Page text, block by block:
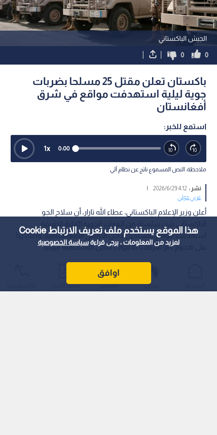
هذا الموقع يستخدم ملف تعريف الارتباط Cookie
لمزيد من المعلومات ، يرجى قراءةسياسة الخصوصية
اوافق
الجيش الباكستاني
0
0
باكستان تعلن مقتل 25 مسلحا بضربات
جوية ليلية استهدفت مواقع في شرق
أفغانستان
استمع للخبر:
0:00
1x
ملاحظة: النص المسموع ناتج عن نظام آلي
نشر :4:12 2026/6/29
|
عربي دولي
أعلن وزير الإعلام الباكستاني، عطاء الله تارار، أن سلاح الجو
استهدفت مواقع لمسلحين داخل الأراضي الأفغانستانية، وذلك ردا
على هجوم دام تعرضت له قوات الأمن الباكستانية مؤخرا.
عواجل المباشر أحدث الأخبار